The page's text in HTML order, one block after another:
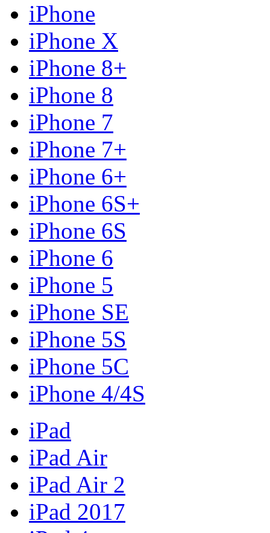
iPhone
iPhone X
iPhone 8+
iPhone 8
iPhone 7
iPhone 7+
iPhone 6+
iPhone 6S+
iPhone 6S
iPhone 6
iPhone 5
iPhone SE
iPhone 5S
iPhone 5C
iPhone 4/4S
iPad
iPad Air
iPad Air 2
iPad 2017